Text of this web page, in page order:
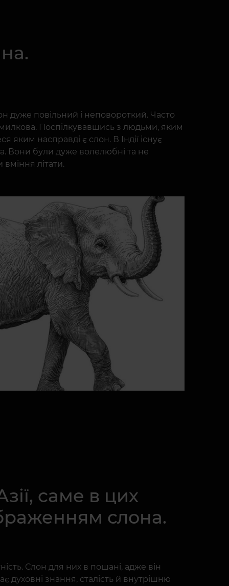
дуже повільний і неповороткий. Часто
Поспілкувавшись з людьми, яким
насправді є слон. В Індії існує
Вони були дуже волелюбні та не
літати.
саме в цих
слона.
Слон для них в пошані, адже він
духовні знання, сталість й внутрішню